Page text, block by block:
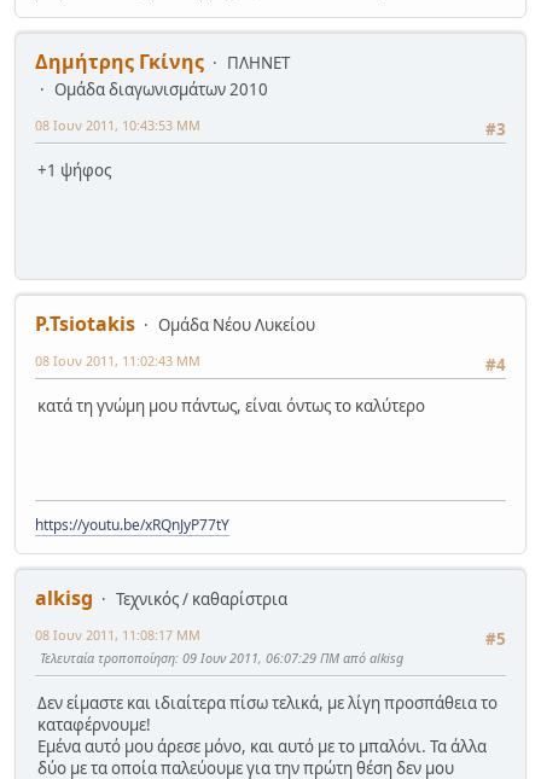
Δημήτρης Γκίνης
ΠΛΗΝΕΤ
Ομάδα διαγωνισμάτων 2010
#3
08 Ιουν 2011, 10:43:53 ΜΜ
+1 ψήφος
P.Tsiotakis
Ομάδα Νέου Λυκείου
#4
08 Ιουν 2011, 11:02:43 ΜΜ
κατά τη γνώμη μου πάντως, είναι όντως το καλύτερο
https://youtu.be/xRQnJyP77tY
alkisg
Τεχνικός / καθαρίστρια
#5
08 Ιουν 2011, 11:08:17 ΜΜ
Τελευταία τροποποίηση: 09 Ιουν 2011, 06:07:29 ΠΜ από alkisg
Δεν είμαστε και ιδιαίτερα πίσω τελικά, με λίγη προσπάθεια το
καταφέρνουμε!
Εμένα αυτό μου άρεσε μόνο, και αυτό με το μπαλόνι. Τα άλλα
δύο με τα οποία παλεύουμε για την πρώτη θέση δεν μου